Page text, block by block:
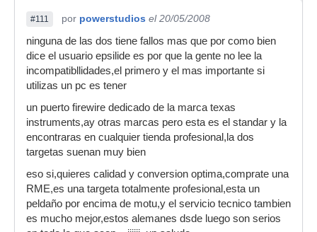
#111 por powerstudios el 20/05/2008
ninguna de las dos tiene fallos mas que por como bien
dice el usuario epsilide es por que la gente no lee la
incompatibllidades,el primero y el mas importante si
utilizas un pc es tener
un puerto firewire dedicado de la marca texas
instruments,ay otras marcas pero esta es el standar y la
encontraras en cualquier tienda profesional,la dos
targetas suenan muy bien
eso si,quieres calidad y conversion optima,comprate una
RME,es una targeta totalmente profesional,esta un
peldaño por encima de motu,y el servicio tecnico tambien
es mucho mejor,estos alemanes dsde luego son serios